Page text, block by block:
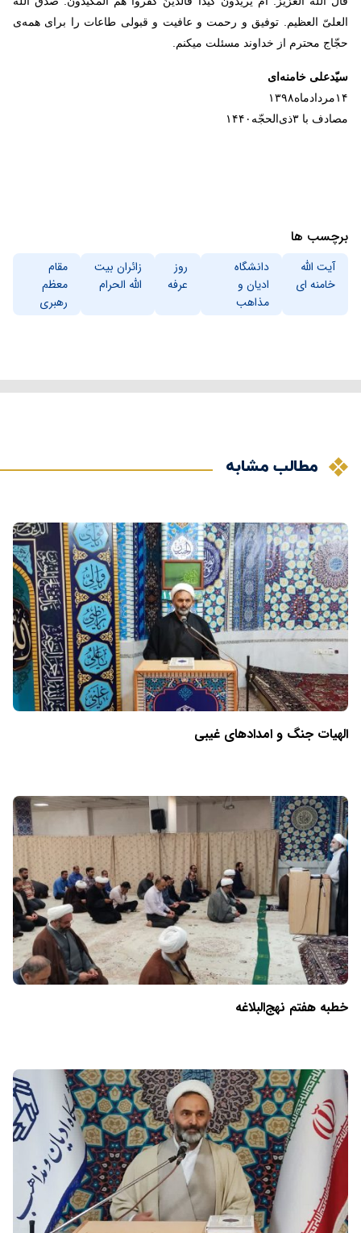
العلیّ العظیم. توفیق و رحمت و عافیت و قبولی طاعات را برای همه‌ی
حجّاج محترم از خداوند مسئلت میکنم
سیّدعلی خامنه‌ای
۱۴مردادماه۱۳۹۸
مصادف با ۳ذی‌الحجّه۱۴۴۰
برچسب ها
آیت الله
خامنه ای
دانشگاه
ادیان و
مذاهب
روز
عرفه
زائران بیت
الله الحرام
مقام
معظم
رهبری
مطالب مشابه
الهیات جنگ و امدادهای غیبی
خطبه هفتم نهج‌البلاغه